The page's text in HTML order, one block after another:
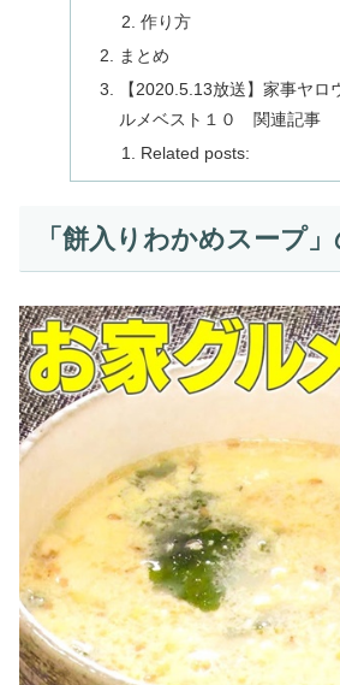
作り方
まとめ
【2020.5.13放送】家事ヤロ
ルメベスト１０ 関連記事
Related posts:
「餅入りわかめスープ